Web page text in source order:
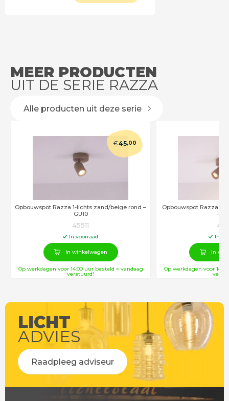
MEER PRODUCTEN
UIT DE SERIE RAZZA
Alle producten uit deze serie
Opbouwspot Razza 1-lichts zand/beige rond –
GU10
€45,00
45511
In voorraad
In winkelwagen
Op werkdagen voor 14:00 uur besteld = vandaag
verstuurd!
Opbouwspot Razza
–
In
In
Op werkdagen voor
LICHT
ADVIES
Raadpleeg adviseur